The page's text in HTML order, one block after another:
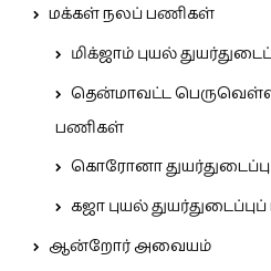
மக்கள் நலப் பணிகள்
மிக்ஜாம் புயல்
தென்மாவட்ட பெருவெள்ள
பணிகள்
கொரோனா
கஜா புயல்
ஆன்றோர் அவையம்